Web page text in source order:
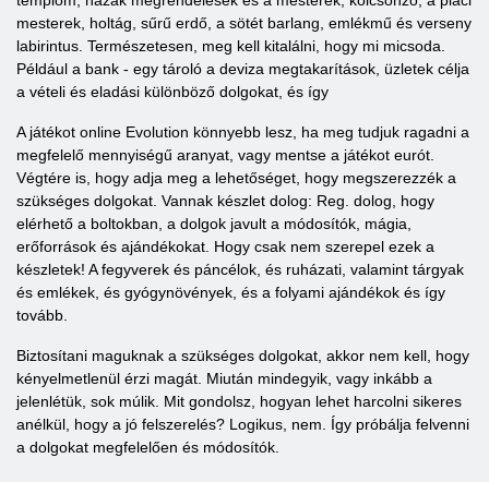
mesterek, holtág, sűrű erdő, a sötét barlang, emlékmű és verseny
labirintus. Természetesen, meg kell kitalálni, hogy mi micsoda.
Például a bank - egy tároló a deviza megtakarítások, üzletek célja
a vételi és eladási különböző dolgokat, és így
A játékot online Evolution könnyebb lesz, ha meg tudjuk ragadni a
megfelelő mennyiségű aranyat, vagy mentse a játékot eurót.
Végtére is, hogy adja meg a lehetőséget, hogy megszerezzék a
szükséges dolgokat. Vannak készlet dolog: Reg. dolog, hogy
elérhető a boltokban, a dolgok javult a módosítók, mágia,
erőforrások és ajándékokat. Hogy csak nem szerepel ezek a
készletek! A fegyverek és páncélok, és ruházati, valamint tárgyak
és emlékek, és gyógynövények, és a folyami ajándékok és így
tovább.
Biztosítani maguknak a szükséges dolgokat, akkor nem kell, hogy
kényelmetlenül érzi magát. Miután mindegyik, vagy inkább a
jelenlétük, sok múlik. Mit gondolsz, hogyan lehet harcolni sikeres
anélkül, hogy a jó felszerelés? Logikus, nem. Így próbálja felvenni
a dolgokat megfelelően és módosítók.